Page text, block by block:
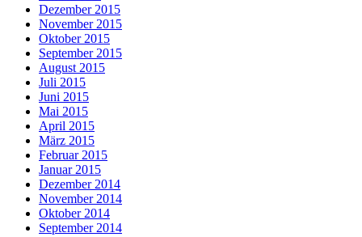
Dezember 2015
November 2015
Oktober 2015
September 2015
August 2015
Juli 2015
Juni 2015
Mai 2015
April 2015
März 2015
Februar 2015
Januar 2015
Dezember 2014
November 2014
Oktober 2014
September 2014